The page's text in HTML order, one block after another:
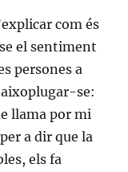
com és
el sentiment
persones a
se:
llama por mi
a dir que la
els fa